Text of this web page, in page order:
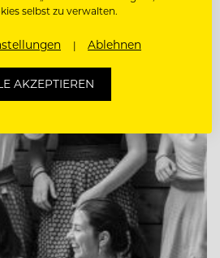
selbst zu verwalten.
Ablehnen
AKZEPTIEREN